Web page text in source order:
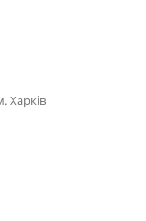
Харків